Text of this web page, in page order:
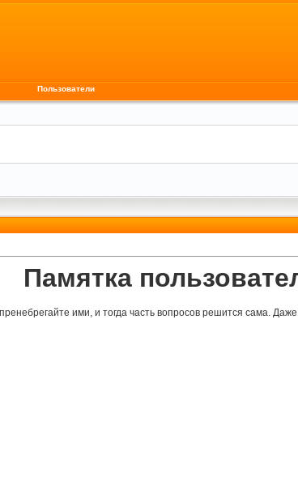
Пользователи
Памятка
ими, и тогда часть вопросов решится сама.